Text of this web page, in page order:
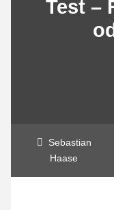
Test –
Sebastian
Haase